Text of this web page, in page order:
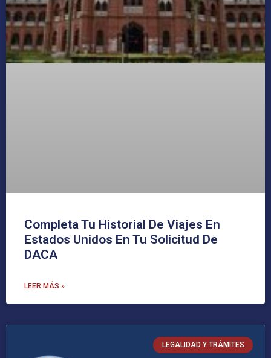
Completa Tu Historial De Viajes En
Estados Unidos En Tu Solicitud De
DACA
LEER MÁS »
LEGALIDAD Y TRÁMITES